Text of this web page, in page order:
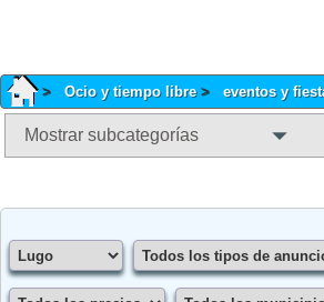
Ocio y tiempo libre eventos y
Mostrar subcategorías